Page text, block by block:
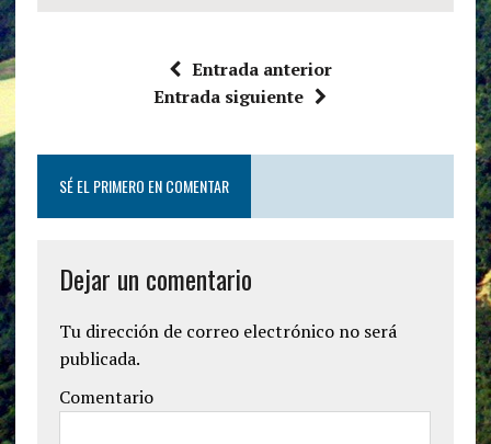
Entrada anterior
Entrada siguiente
SÉ EL PRIMERO EN COMENTAR
Dejar un comentario
Tu dirección de correo electrónico no será
publicada.
Comentario